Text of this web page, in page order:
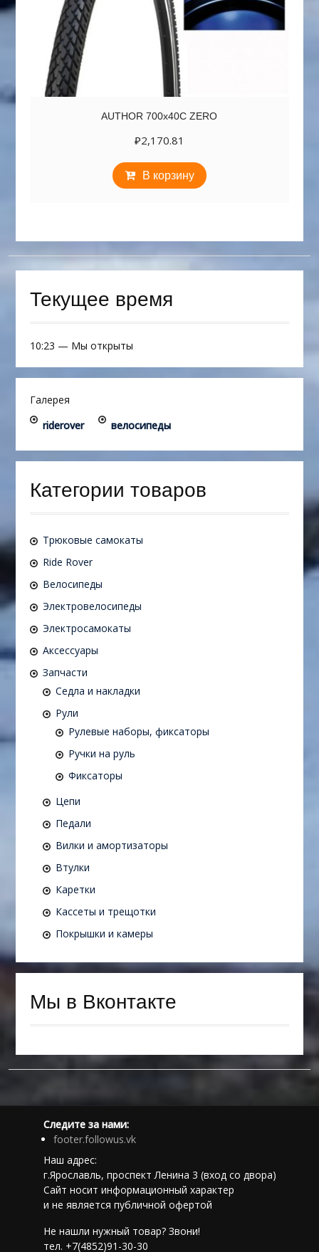
AUTHOR 700х40C ZERO
₽2,170.81
В корзину
Текущее время
10:23 — Мы открыты
Галерея
riderover
велосипеды
Категории товаров
Трюковые самокаты
Ride Rover
Велосипеды
Электровелосипеды
Электросамокаты
Аксессуары
Запчасти
Седла и накладки
Рули
Рулевые наборы, фиксаторы
Ручки на руль
Фиксаторы
Цепи
Педали
Вилки и амортизаторы
Втулки
Каретки
Кассеты и трещотки
Покрышки и камеры
Мы в Вконтакте
Следите за нами:
footer.followus.vk
Наш адрес:
г.Ярославль, проспект Ленина 3 (вход со двора)
Сайт носит информационный характер
и не является публичной офертой
Не нашли нужный товар? Звони!
тел. +7(4852)91-30-30